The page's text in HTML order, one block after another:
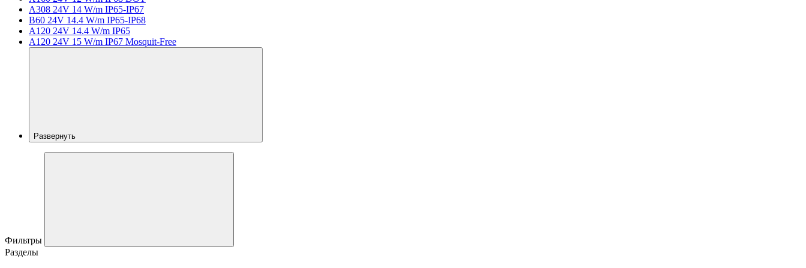
A308 24V 14 W/m IP65-IP67
B60 24V 14.4 W/m IP65-IP68
A120 24V 14.4 W/m IP65
A120 24V 15 W/m IP67 Mosquit-Free
Развернуть
Фильтры
Разделы